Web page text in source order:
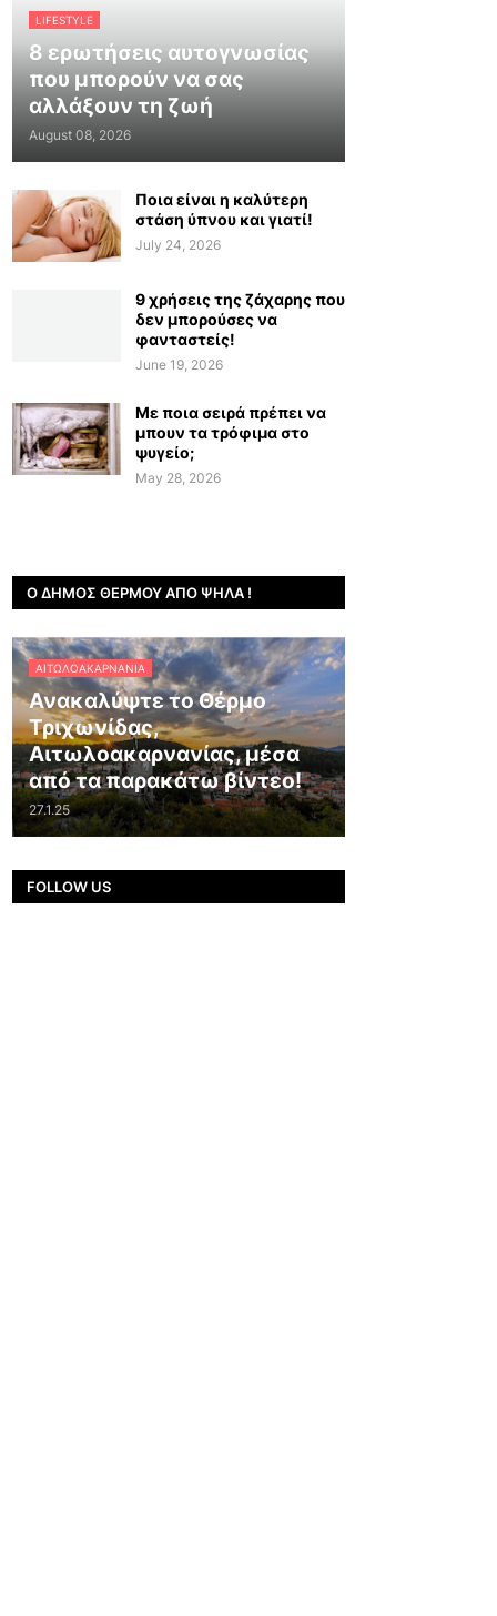
LIFESTYLE
8 ερωτήσεις αυτογνωσίας
που μπορούν να σας
αλλάξουν τη ζωή
August 08, 2026
Ποια είναι η καλύτερη
στάση ύπνου και γιατί!
July 24, 2026
9 χρήσεις της ζάχαρης που
δεν μπορούσες να
φανταστείς!
June 19, 2026
Με ποια σειρά πρέπει να
μπουν τα τρόφιμα στο
ψυγείο;
May 28, 2026
Ο ΔΉΜΟΣ ΘΈΡΜΟΥ ΑΠΌ ΨΗΛΆ !
ΑΙΤΩΛΟΑΚΑΡΝΑΝΊΑ
Ανακαλύψτε το Θέρμο
Τριχωνίδας,
Αιτωλοακαρνανίας, μέσα
από τα παρακάτω βίντεο!
27.1.25
FOLLOW US